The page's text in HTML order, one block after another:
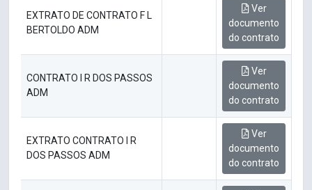
EXTRATO DE CONTRATO F L
BERTOLDO ADM
Ver
documento
do contrato
CONTRATO I R DOS PASSOS
ADM
Ver
documento
do contrato
EXTRATO CONTRATO I R
DOS PASSOS ADM
Ver
documento
do contrato